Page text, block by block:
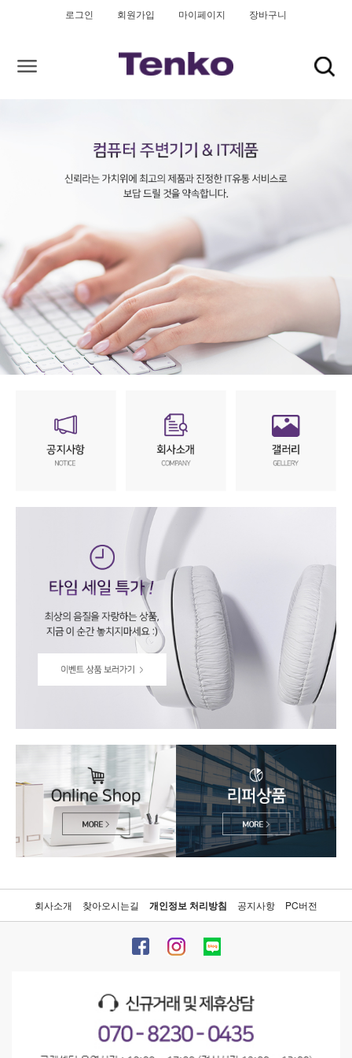
로그인 회원가입 마이페이지 장바구니
회사소개 찾아오시는길 개인정보 처리방침 공지사항 PC버전